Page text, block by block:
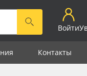
Войти
Контакты